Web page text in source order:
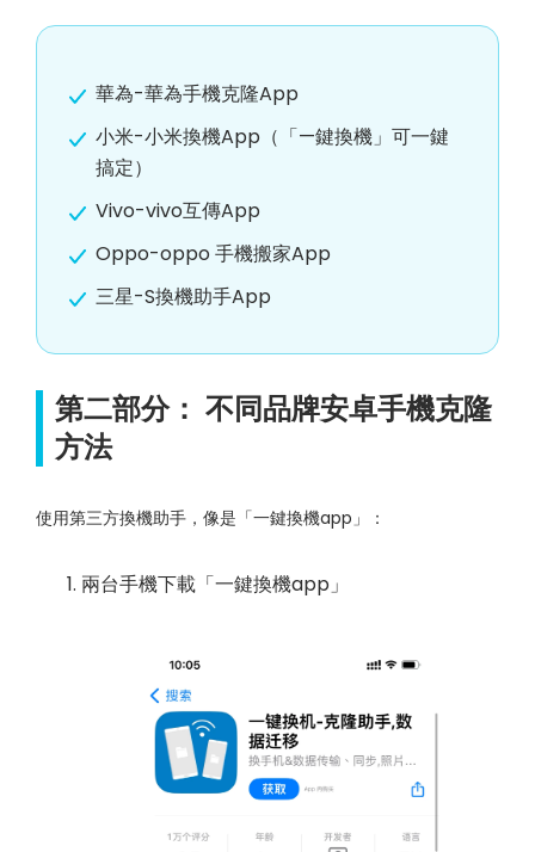
華為-華為手機克隆App
小米-小米換機App（「—鍵換機」可一鍵
搞定）
Vivo-vivo互傳App
Oppo-oppo 手機搬家App
三星-S換機助手App
第二部分： 不同品牌安卓手機克隆
方法
使用第三方換機助手，像是「一鍵換機app」：
兩台手機下載「一鍵換機app」